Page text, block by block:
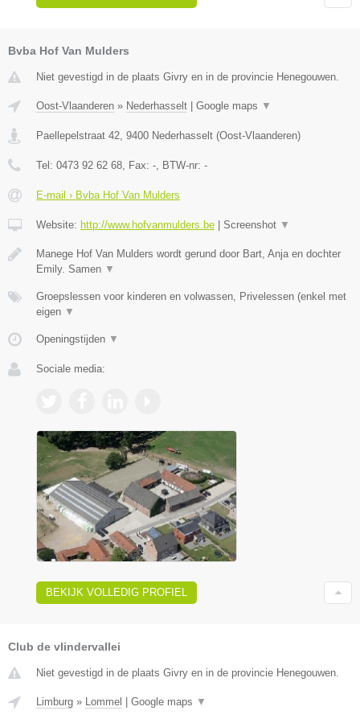
Bvba Hof Van Mulders
Niet gevestigd in de plaats Givry en in de provincie Henegouwen.
Oost-Vlaanderen » Nederhasselt Google maps ▼
Paellepelstraat 42, 9400 Nederhasselt (Oost-Vlaanderen)
Tel: 0473 92 62 68, Fax: -, BTW-nr: -
E-mail › Bvba Hof Van Mulders
Website: http://www.hofvanmulders.be Screenshot ▼
Manege Hof Van Mulders wordt gerund door Bart, Anja en dochter
Emily. Samen ▼
Groepslessen voor kinderen en volwassen, Privelessen (enkel met
eigen ▼
Openingstijden ▼
Sociale media:
BEKIJK VOLLEDIG PROFIEL
Club de vlindervallei
Niet gevestigd in de plaats Givry en in de provincie Henegouwen.
Limburg » Lommel Google maps ▼